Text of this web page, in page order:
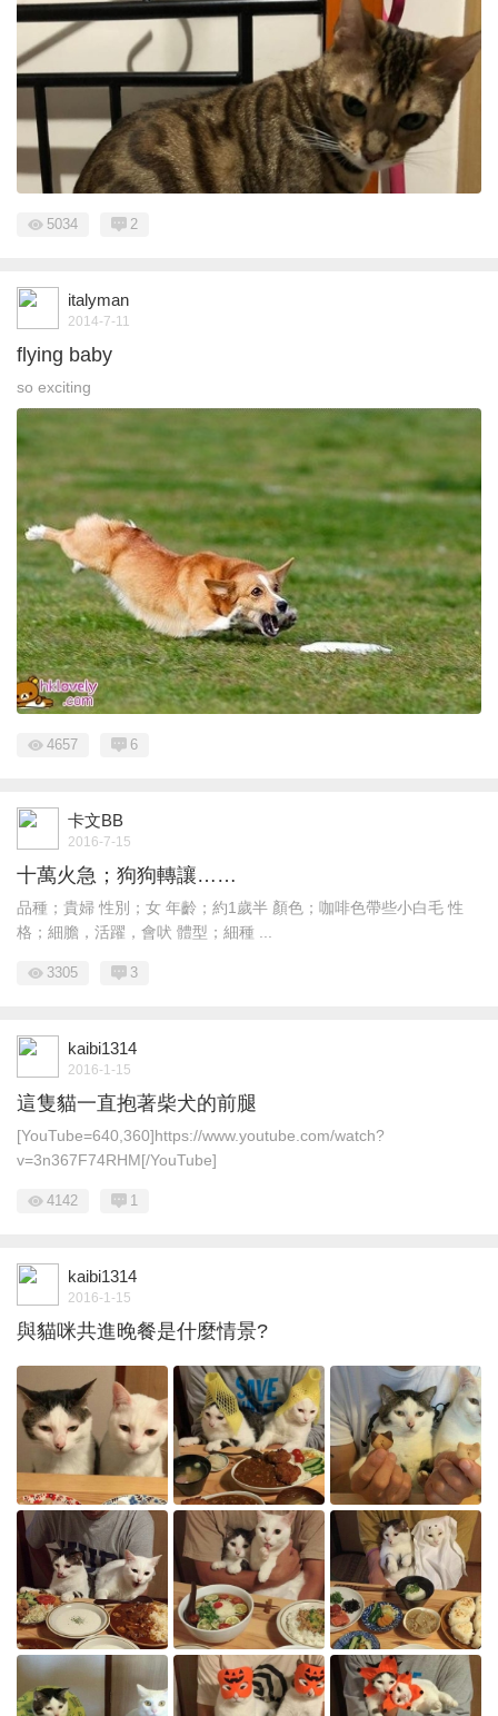
5034 2
italyman
2014-7-11
flying baby
so exciting
4657 6
卡文BB
2016-7-15
十萬火急；狗狗轉讓……
品種；貴婦 性別；女 年齡；約1歲半 顏色；咖啡色帶些小白毛 性
格；細膽，活躍，會吠 體型；細種 ...
3305 3
kaibi1314
2016-1-15
這隻貓一直抱著柴犬的前腿
[YouTube=640,360]https://www.youtube.com/watch?
v=3n367F74RHM[/YouTube]
4142 1
kaibi1314
2016-1-15
與貓咪共進晚餐是什麼情景?